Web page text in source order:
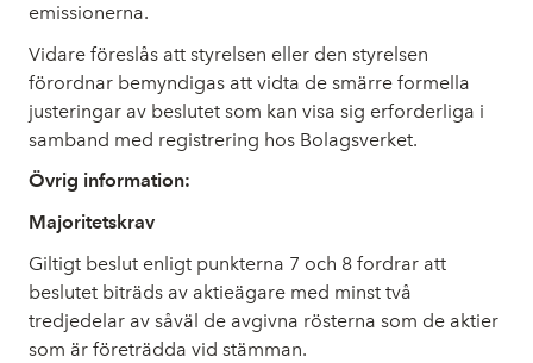
emissionerna.
Vidare föreslås att styrelsen eller den styrelsen
förordnar bemyndigas att vidta de smärre formella
justeringar av beslutet som kan visa sig erforderliga i
samband med registrering hos Bolagsverket.
Övrig information:
Majoritetskrav
Giltigt beslut enligt punkterna 7 och 8 fordrar att
beslutet biträds av aktieägare med minst två
tredjedelar av såväl de avgivna rösterna som de aktier
som är företrädda vid stämman.